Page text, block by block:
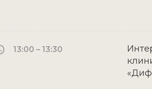
13:00 – 13:30